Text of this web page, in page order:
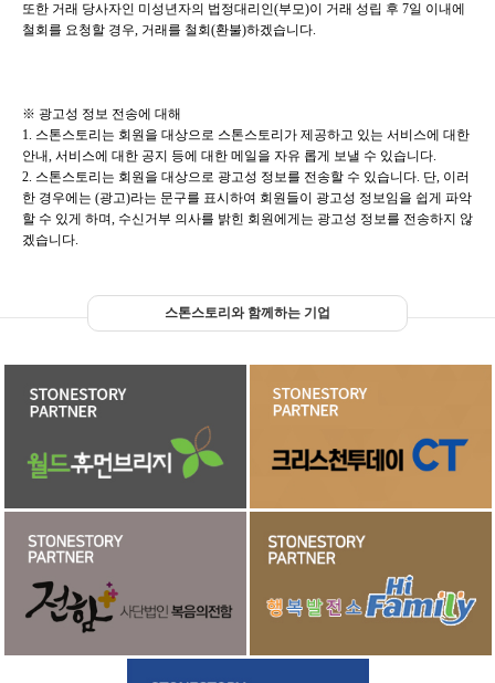
또한 거래 당사자인 미성년자의 법정대리인(부모)이 거래 성립 후 7일 이내에
철회를 요청할 경우, 거래를 철회(환불)하겠습니다.
※ 광고성 정보 전송에 대해
1. 스톤스토리는 회원을 대상으로 스톤스토리가 제공하고 있는 서비스에 대한
안내, 서비스에 대한 공지 등에 대한 메일을 자유 롭게 보낼 수 있습니다.
2. 스톤스토리는 회원을 대상으로 광고성 정보를 전송할 수 있습니다. 단, 이러
한 경우에는 (광고)라는 문구를 표시하여 회원 들이 광고성 정보임을 쉽게 파악
할 수 있게 하며, 수신거부 의사를 밝힌 회원에게는 광고성 정보를 전송하지 않
겠습니다.
스톤스토리와 함께하는 기업